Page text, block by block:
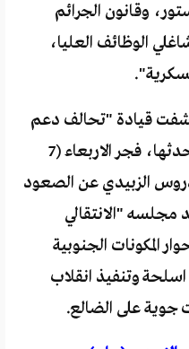
وقانون الجرائم
الوظائف العليا،
قيادة "تحالف دعم
الشرعية في اليمن"، في بيان لمتحدثها، فجر الاربعاء (7
الزبيدي عن الصعود
مجلسه "الانتقالي
المكونات الجنوبية
وتنفيذ انقلاب
على الضالع.